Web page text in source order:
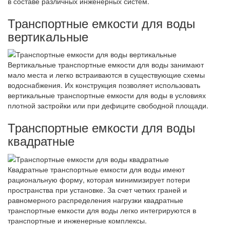
Транспортные емкости для воды
вертикальные
Вертикальные транспортные емкости для воды занимают
мало места и легко встраиваются в существующие схемы
водоснабжения. Их конструкция позволяет использовать
вертикальные транспортные емкости для воды в условиях
плотной застройки или при дефиците свободной площади.
Транспортные емкости для воды
квадратные
Квадратные транспортные емкости для воды имеют
рациональную форму, которая минимизирует потери
пространства при установке. За счет четких граней и
равномерного распределения нагрузки квадратные
транспортные емкости для воды легко интегрируются в
транспортные и инженерные комплексы.